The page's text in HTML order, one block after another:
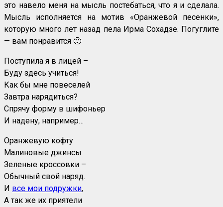
это навело меня на мысль постебаться, что я и сделала.
Мысль исполняется на мотив «Оранжевой песенки»,
которую много лет назад пела Ирма Сохадзе. Погуглите
— вам понравится 🙂
Поступила я в лицей –
Буду здесь учиться!
Как бы мне повеселей
Завтра нарядиться?
Спрячу форму в шифоньер
И надену, например…
Оранжевую кофту
Малиновые джинсы
Зеленые кроссовки –
Обычный свой наряд.
И все мои подружки,
А так же их приятели